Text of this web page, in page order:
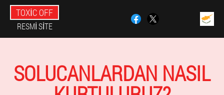
TOXIC OFF
RESMI SITE
SOLUCANLARDAN NASIL